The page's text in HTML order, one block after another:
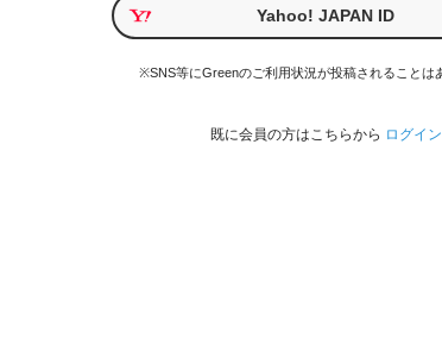
Yahoo! JAPAN ID
※SNS等にGreenのご利用状況が投稿されることは
既に会員の方はこちらから ログイン